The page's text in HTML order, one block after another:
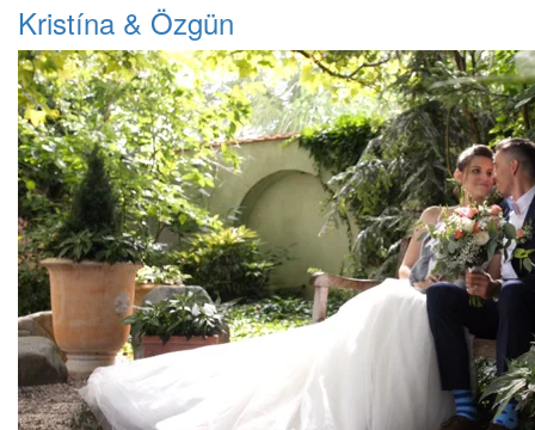
Kristína & Özgün